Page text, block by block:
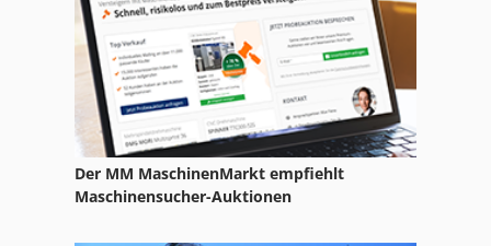
Format
Ga 11 Ff
Gl 172
Hsc 20 Linear
Der MM MaschinenMarkt empfiehlt
Maschinensucher-Auktionen